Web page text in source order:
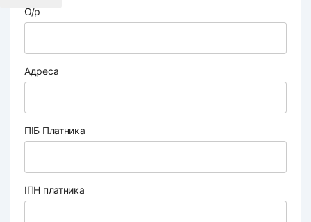
О/р
Адреса
ПІБ Платника
ІПН платника